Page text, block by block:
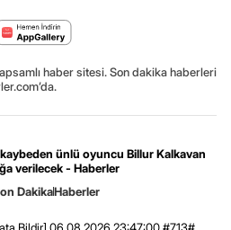
haber sitesi. Son dakika haberleri
ünlü oyuncu Billur Kalkavan
verilecek - Haberler
DakikaHaberler